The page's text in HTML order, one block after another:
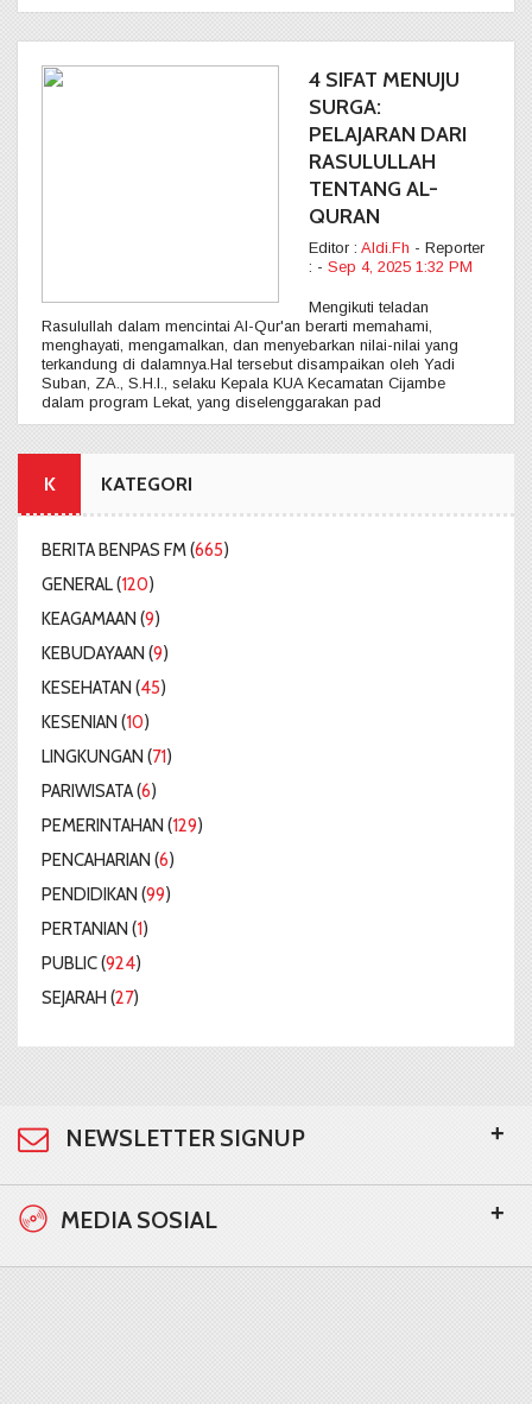
4 SIFAT MENUJU
SURGA:
PELAJARAN DARI
RASULULLAH
TENTANG AL-
QURAN
Editor : Aldi.Fh - Reporter
: - Sep 4, 2025 1:32 PM
Mengikuti teladan
Rasulullah dalam mencintai Al-Qur'an berarti memahami,
menghayati, mengamalkan, dan menyebarkan nilai-nilai yang
terkandung di dalamnya.Hal tersebut disampaikan oleh Yadi
Suban, ZA., S.H.I., selaku Kepala KUA Kecamatan Cijambe
dalam program Lekat, yang diselenggarakan pad
KATEGORI
K
BERITA BENPAS FM (665)
GENERAL (120)
KEAGAMAAN (9)
KEBUDAYAAN (9)
KESEHATAN (45)
KESENIAN (10)
LINGKUNGAN (71)
PARIWISATA (6)
PEMERINTAHAN (129)
PENCAHARIAN (6)
PENDIDIKAN (99)
PERTANIAN (1)
PUBLIC (924)
SEJARAH (27)
NEWSLETTER SIGNUP +
MEDIA SOSIAL +